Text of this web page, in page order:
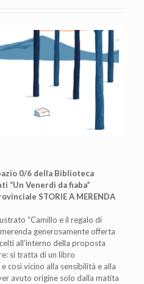
0/6 della Biblioteca
“Un Venerdì da fiaba”
STORIE A MERENDA
“Camillo e il regalo di
generosamente offerta
all’interno della proposta
si tratta di un libro
così vicino alla sensibilità e alla
avuto origine solo dalla matita